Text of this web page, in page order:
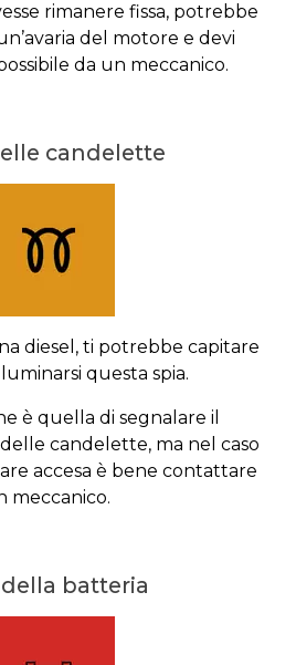
rimanere fissa, potrebbe
del motore e devi
da un meccanico.
candelette
diesel, ti potrebbe capitare
questa spia.
è quella di segnalare il
candelette, ma nel caso
accesa è bene contattare
meccanico.
batteria